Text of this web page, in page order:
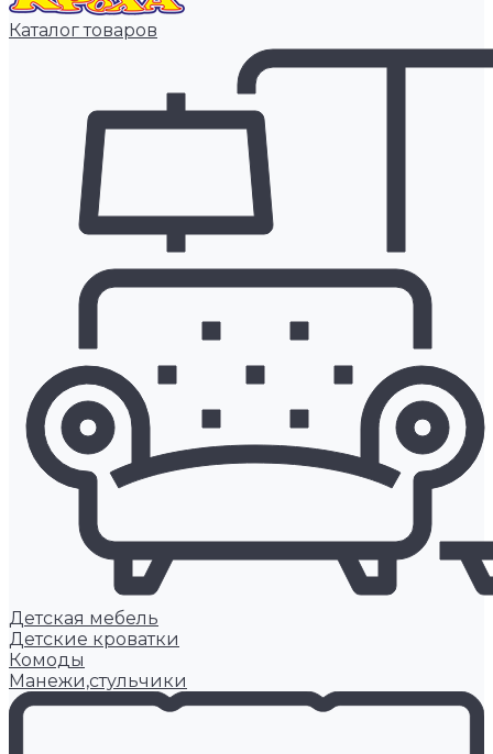
Каталог товаров
Детская мебель
Детские кроватки
Комоды
Манежи,стульчики